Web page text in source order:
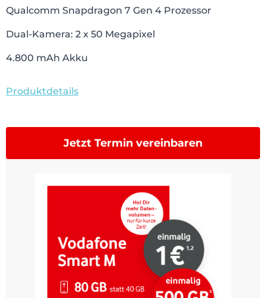
Qualcomm Snapdragon 7 Gen 4 Prozessor
Dual-Kamera: 2 x 50 Megapixel
4.800 mAh Akku
Produktdetails
Jetzt Termin vereinbaren